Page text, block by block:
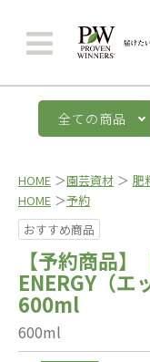
全ての商品
HOME ＞園芸資材 ＞ 肥
HOME ＞予約
おすすめ商品
【予約商品
ENERGY（エ
600ml
600ml